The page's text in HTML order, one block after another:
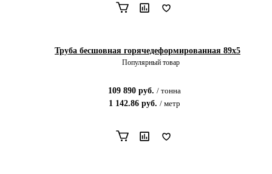
Труба бесшовная горячедеформированная 89х5
Популярный товар
109 890 руб. / тонна
1 142.86 руб. / метр